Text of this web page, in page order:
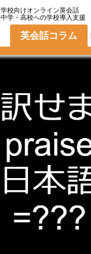
学校向けオンライン英会話
中学・高校への学校導入支援
英会話コラム